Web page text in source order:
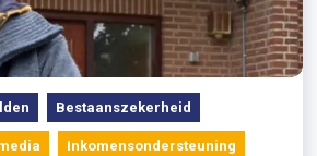
over dakloze
bestaanszekerheid
Bestaanszekerheid
Inkomensondersteuning